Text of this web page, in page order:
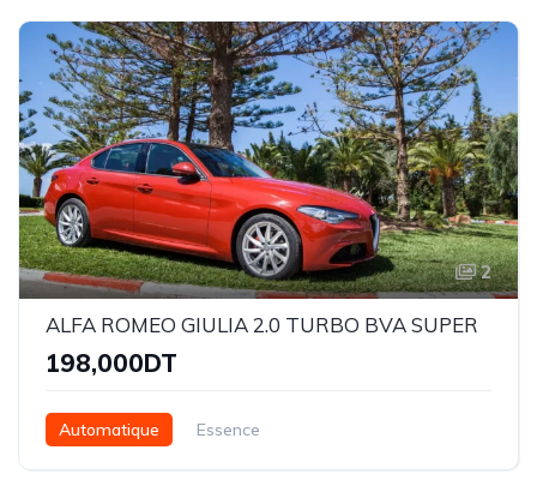
2
ALFA ROMEO GIULIA 2.0 TURBO BVA SUPER
198,000DT
Automatique Essence